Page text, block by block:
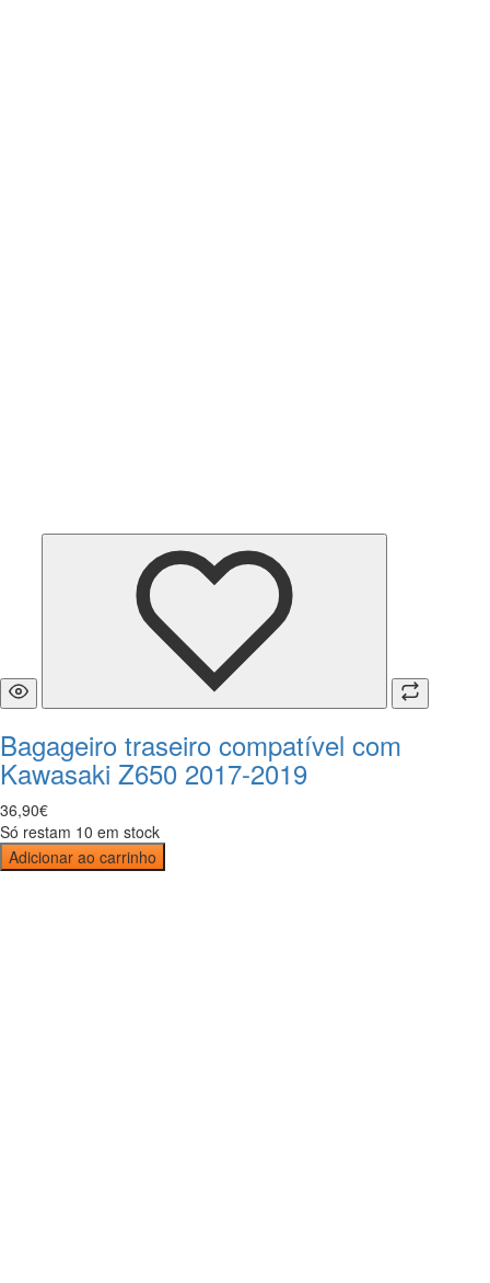
Bagageiro traseiro compatível com
Kawasaki Z650 2017-2019
36,90€
Só restam 10 em stock
Adicionar ao carrinho